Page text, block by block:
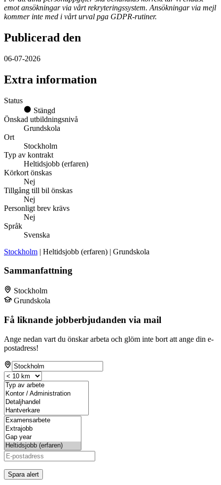
emot ansökningar via vårt rekryteringssystem. Ansökningar via mejl
kommer inte med i vårt urval pga GDPR-rutiner.
Publicerad den
06-07-2026
Extra information
Status
Stängd
Önskad utbildningsnivå
Grundskola
Ort
Stockholm
Typ av kontrakt
Heltidsjobb (erfaren)
Körkort önskas
Nej
Tillgång till bil önskas
Nej
Personligt brev krävs
Nej
Språk
Svenska
Stockholm | Heltidsjobb (erfaren) | Grundskola
Sammanfattning
Stockholm
Grundskola
Få liknande jobberbjudanden via mail
Ange nedan vart du önskar arbeta och glöm inte bort att ange din e-
postadress!
Spara alert